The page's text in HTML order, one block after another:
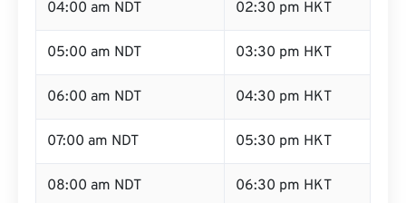
04:00 am NDT 02:30 pm HKT
05:00 am NDT 03:30 pm HKT
06:00 am NDT 04:30 pm HKT
07:00 am NDT 05:30 pm HKT
08:00 am NDT 06:30 pm HKT